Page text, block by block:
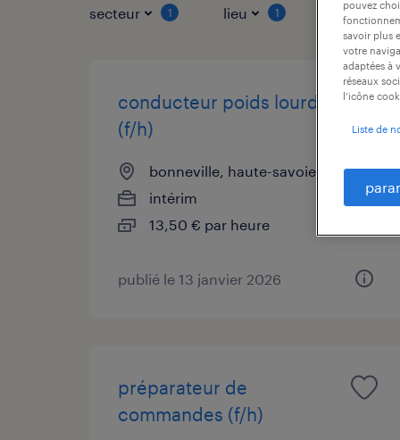
secteur 1 lieu 1 type de
conducteur poids lourds
(f/h)
bonneville, haute-savoie
intérim
13,50 € par heure
publié le 13 janvier 2026
préparateur de
commandes (f/h)
pouvez
savoir plus
votre
adaptées à
réseaux
l’icône
Liste de